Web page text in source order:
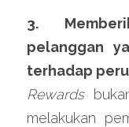
3.
pelanggan
terhadap
Rewards
melakukan